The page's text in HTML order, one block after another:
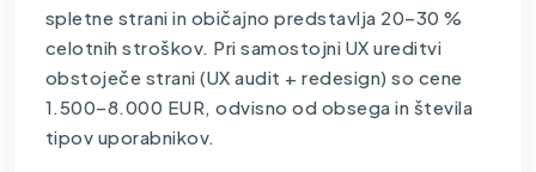
spletne strani in običajno predstavlja 20–30 %
celotnih stroškov. Pri samostojni UX ureditvi
obstoječe strani (UX audit + redesign) so cene
1.500–8.000 EUR, odvisno od obsega in števila
tipov uporabnikov.